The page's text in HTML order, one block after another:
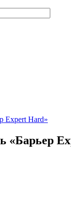
Expert Hard»
«Барьер